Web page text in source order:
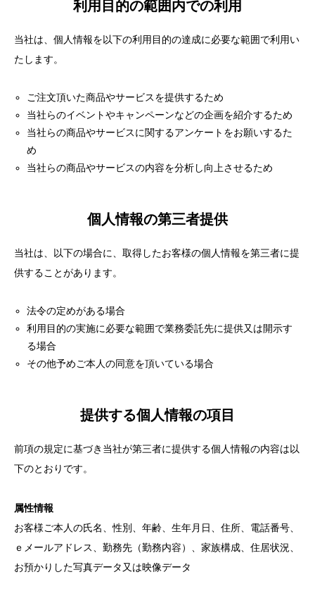
利用目的の範囲内での利用
当社は、個人情報を以下の利用目的の達成に必要な範囲で利用い
たします。
ご注文頂いた商品やサービスを提供するため
当社らのイベントやキャンペーンなどの企画を紹介するため
当社らの商品やサービスに関するアンケートをお願いするた
め
当社らの商品やサービスの内容を分析し向上させるため
個人情報の第三者提供
当社は、以下の場合に、取得したお客様の個人情報を第三者に提
供することがあります。
法令の定めがある場合
利用目的の実施に必要な範囲で業務委託先に提供又は開示す
る場合
その他予めご本人の同意を頂いている場合
提供する個人情報の項目
前項の規定に基づき当社が第三者に提供する個人情報の内容は以
下のとおりです。
属性情報
お客様ご本人の氏名、性別、年齢、生年月日、住所、電話番号、
ｅメールアドレス、勤務先（勤務内容）、家族構成、住居状況、
お預かりした写真データ又は映像データ